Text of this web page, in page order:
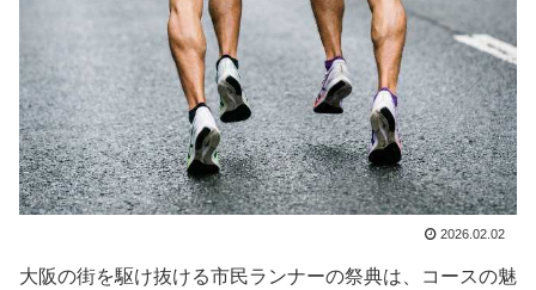
2026.02.02
大阪の街を駆け抜ける市民ランナーの祭典は、コースの魅